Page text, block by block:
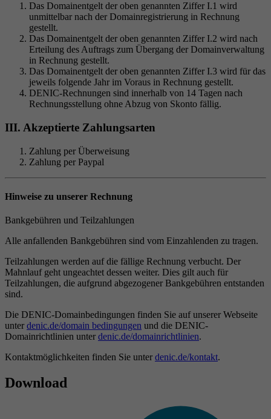
Das Domainentgelt der oben genannten Ziffer I.1 wird
unmittelbar nach der Domainregistrierung in Rechnung
gestellt.
Das Domainentgelt der oben genannten Ziffer I.2 wird nach
Erteilung des Auftrags zum Übergang der Domainverwaltung
in Rechnung gestellt.
Das Domainentgelt der oben genannten Ziffer I.3 wird für das
jeweils folgende Jahr im Voraus in Rechnung gestellt.
DENIC-Rechnungen sind innerhalb von 14 Tagen nach
Rechnungsstellung ohne Abzug von Skonto fällig.
III. Akzeptierte Zahlungsarten
Zahlung per Überweisung
Zahlung per Paypal
Hinweise zu unserer Rechnung
Bankgebühren und Teilzahlungen
Alle anfallenden Bankgebühren sind vom Einzahlenden zu tragen.
Teilzahlungen werden auf die fällige Rechnung verbucht. Der
Mahnlauf geht ungeachtet dessen weiter. Dies gilt auch für
Teilzahlungen, die aufgrund abgezogener Bankgebühren entstanden
sind.
Die DENIC-Domainbedingungen finden Sie auf unserer Webseite
unter denic.de/domain bedingungen und die DENIC-
Domainrichtlinien unter denic.de/domainrichtlinien.
Kontaktmöglichkeiten finden Sie unter denic.de/kontakt.
Download